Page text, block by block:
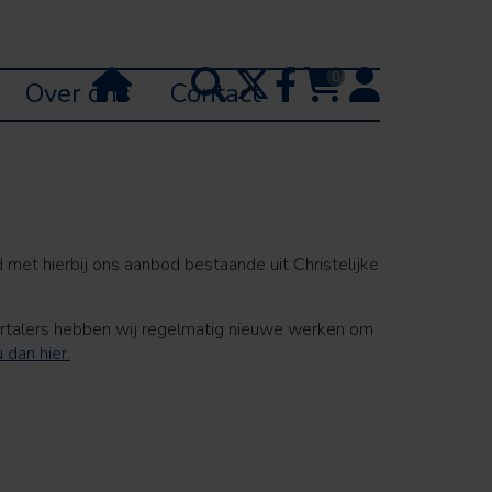
0
Over ons Contact
hierbij ons aanbod bestaande uit Christelijke
hebben wij regelmatig nieuwe werken om
dan hier.